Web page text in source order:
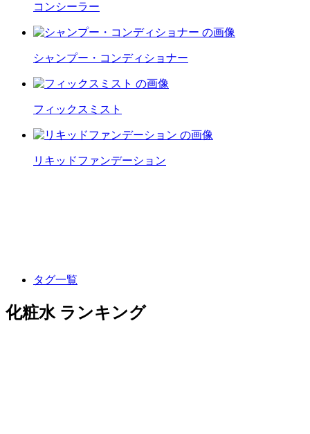
コンシーラー
シャンプー・コンディショナー
フィックスミスト
リキッドファンデーション
タグ一覧
化粧水 ランキング